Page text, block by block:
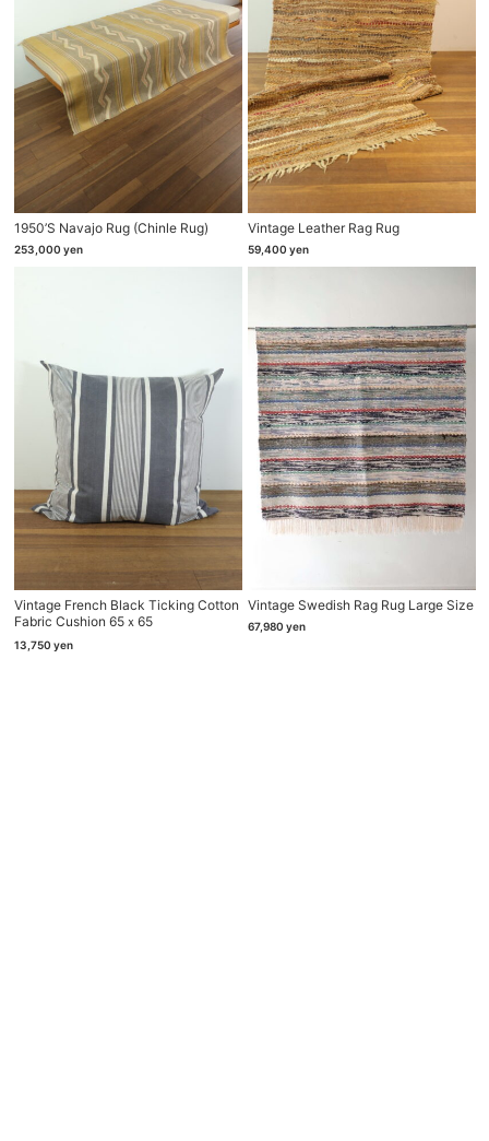
1950’s Navajo Rug (chinle Rug)
253,000 yen
Vintage Leather Rag Rug
59,400 yen
Vintage French Black Ticking Cotton
Fabric Cushion 65ｘ65
13,750 yen
Vintage Swedish Rag Rug Large Size
67,980 yen